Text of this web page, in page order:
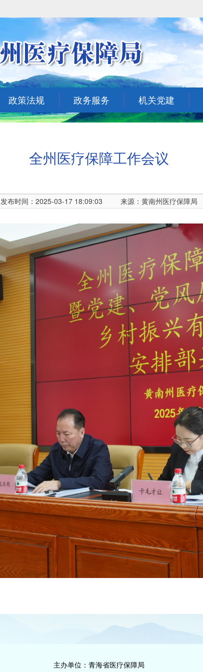
政策法规 政务服务 机关党建
全州医疗保障工作会议
发布时间：2025-03-17 18:09:03 来源：黄南州医疗保障局
主办单位：青海省医疗保障局